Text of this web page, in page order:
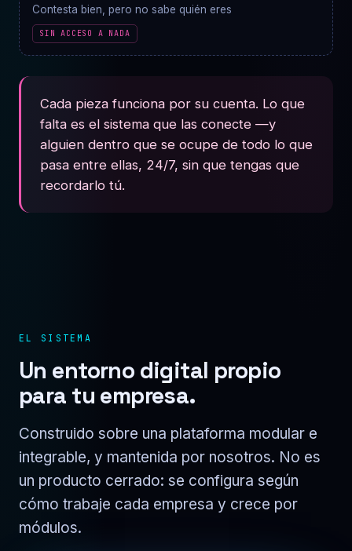
Contesta bien, pero no sabe quién eres
SIN ACCESO A NADA
Cada pieza funciona por su cuenta. Lo que
falta es el sistema que las conecte —y
alguien dentro que se ocupe de todo lo que
pasa entre ellas, 24/7, sin que tengas que
recordarlo tú.
EL SISTEMA
Un entorno digital propio
para tu empresa.
Construido sobre una plataforma modular e
integrable, y mantenida por nosotros. No es
un producto cerrado: se configura según
cómo trabaje cada empresa y crece por
módulos.